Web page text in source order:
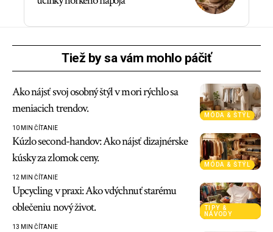
Tiež by sa vám mohlo páčiť
MÓDA & ŠTÝL
Ako nájsť svoj osobný štýl v mori rýchlo sa
meniacich trendov.
10 MIN ČÍTANIE
MÓDA & ŠTÝL
Kúzlo second-handov: Ako nájsť dizajnérske
kúsky za zlomok ceny.
12 MIN ČÍTANIE
TIPY &
NÁVODY
Upcycling v praxi: Ako vdýchnuť starému
oblečeniu nový život.
13 MIN ČÍTANIE